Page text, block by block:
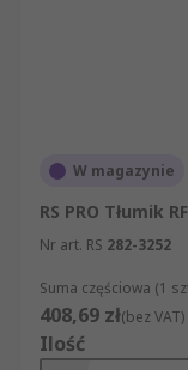
W magazynie
RS PRO Tłumik
Nr art. RS 282-3252
Suma częściowa (1
408,69 zł(bez VAT)
Ilość